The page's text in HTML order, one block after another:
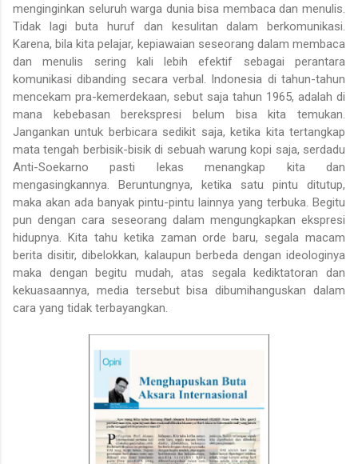
menginginkan seluruh warga dunia bisa membaca dan menulis.
Tidak lagi buta huruf dan kesulitan dalam berkomunikasi.
Karena, bila kita pelajar, kepiawaian seseorang dalam membaca
dan menulis sering kali lebih efektif sebagai perantara
komunikasi dibanding secara verbal. Indonesia di tahun-tahun
mencekam pra-kemerdekaan, sebut saja tahun 1965, adalah di
mana kebebasan berekspresi belum bisa kita temukan.
Jangankan untuk berbicara sedikit saja, ketika kita tertangkap
mata tengah berbisik-bisik di sebuah warung kopi saja, serdadu
Anti-Soekarno pasti lekas menangkap kita dan
mengasingkannya. Beruntungnya, ketika satu pintu ditutup,
maka akan ada banyak pintu-pintu lainnya yang terbuka. Begitu
pun dengan cara seseorang dalam mengungkapkan ekspresi
hidupnya. Kita tahu ketika zaman orde baru, segala macam
berita disitir, dibelokkan, kalaupun berbeda dengan ideologinya
maka dengan begitu mudah, atas segala kediktatoran dan
kekuasaannya, media tersebut bisa dibumihanguskan dalam
cara yang tidak terbayangkan.